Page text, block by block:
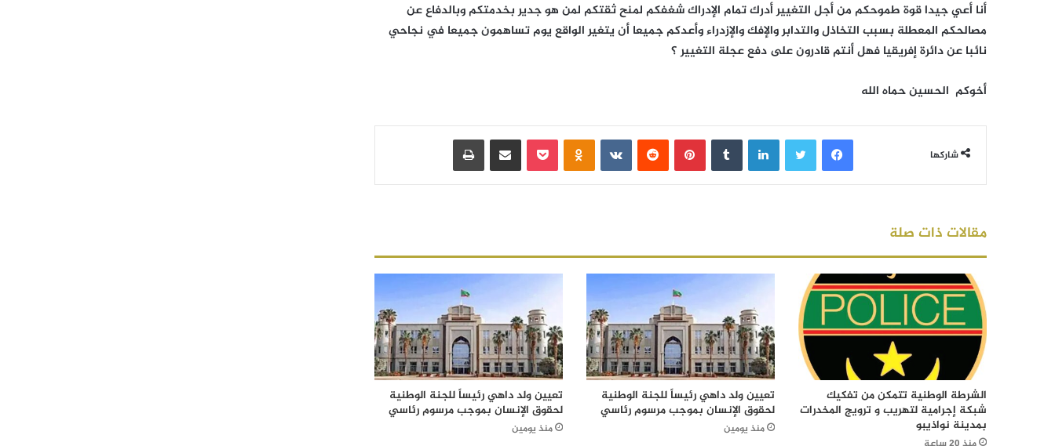
أنا أعي جيدا قوة طموحكم من أجل التغيير أدرك تمام الإدراك شغفكم لمنح ثقتكم لمن هو جدير بخدمتكم وبالدفاع عن
مصالحكم المعطلة بسبب التخاذل والتدابر والإفك والإزدراء وأعدكم جميعا أن يتغير الواقع يوم تساهمون جميعا في نجاحي
نائبا عن دائرة إفريقيا فهل أنتم قادرون على دفع عجلة التغيير ؟
أخوكم الحسين حماه الله
شاركها
فيسبوك لينكدإن بينتيريست بوكيت مشاركة عبر البريد
مقالات ذات صلة
الشرطة الوطنية تتمكن من تفكيك
شبكة إجرامية لتهريب و ترويج المخدرات
بمدينة نواذيبو
تعيين ولد داهي رئيساً للجنة الوطنية
لحقوق الإنسان بموجب مرسوم رئاسي
منذ يومين
تعيين ولد داهي رئيساً للجنة الوطنية
لحقوق الإنسان بموجب مرسوم رئاسي
منذ يومين